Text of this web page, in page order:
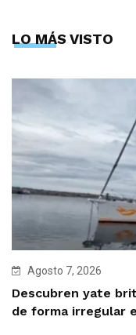
LO MÁS VISTO
Agosto 7, 2026
Descubren yate
de forma irregular